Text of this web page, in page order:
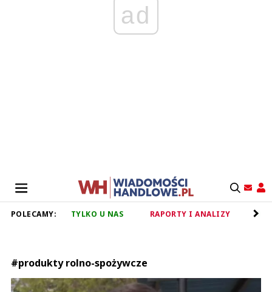
ad
POLECAMY: TYLKO U NAS RAPORTY I ANALIZY
#produkty rolno-spożywcze